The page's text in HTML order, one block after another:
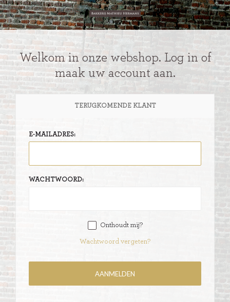
Welkom in onze webshop. Log in of
maak uw account aan.
TERUGKOMENDE KLANT
E-MAILADRES:
WACHTWOORD:
Onthoudt mij?
Wachtwoord vergeten?